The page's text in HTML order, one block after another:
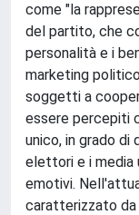
come "la
del partito, che
personalità e i
marketing
soggetti a
essere percepiti
unico, in grado
elettori e i media
emotivi.
caratterizzato